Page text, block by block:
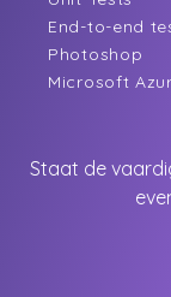
End-to-end
Photoshop
Microsoft
Staat de